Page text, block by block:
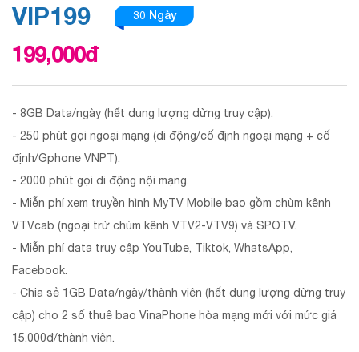
VIP199 30 Ngày
199,000đ
- 8GB Data/ngày (hết dung lượng dừng truy cập).
- 250 phút gọi ngoại mạng (di động/cố định ngoại mạng + cố
định/Gphone VNPT).
- 2000 phút gọi di động nội mạng.
- Miễn phí xem truyền hình MyTV Mobile bao gồm chùm kênh
VTVcab (ngoại trừ chùm kênh VTV2-VTV9) và SPOTV.
- Miễn phí data truy cập YouTube, Tiktok, WhatsApp,
Facebook.
- Chia sẻ 1GB Data/ngày/thành viên (hết dung lượng dừng truy
cập) cho 2 số thuê bao VinaPhone hòa mạng mới với mức giá
15.000đ/thành viên.